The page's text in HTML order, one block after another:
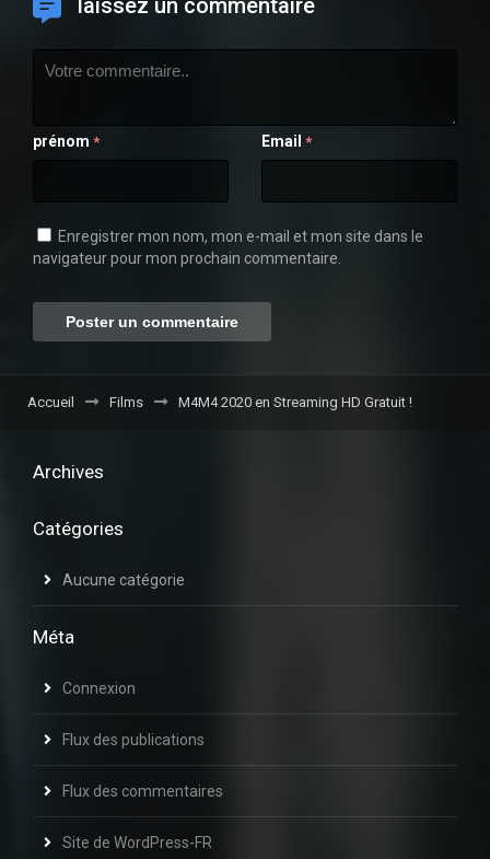
laissez un commentaire
prénom * Email *
Enregistrer mon nom, mon e-mail et mon site dans le
navigateur pour mon prochain commentaire.
Accueil Films M4M4 2020 en Streaming HD Gratuit !
Archives
Catégories
Aucune catégorie
Méta
Connexion
Flux des publications
Flux des commentaires
Site de WordPress-FR